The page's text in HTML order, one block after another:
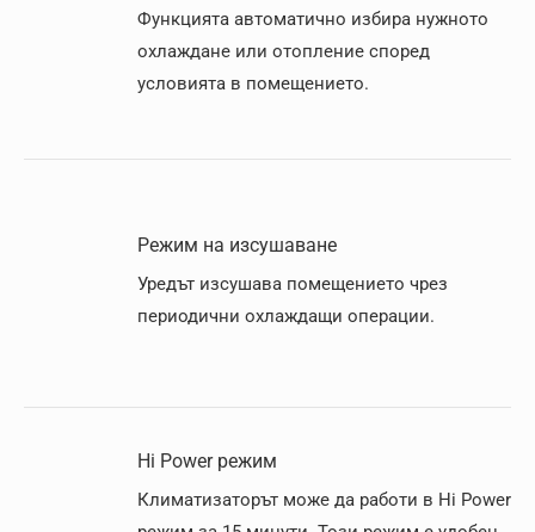
Функцията автоматично избира нужното
охлаждане или отопление според
условията в помещението.
Режим на изсушаване
Уредът изсушава помещението чрез
периодични охлаждащи операции.
Hi Power режим
Климатизаторът може да работи в Hi Power